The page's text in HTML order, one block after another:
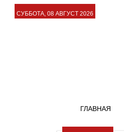
СУББОТА, 08 АВГУСТ 2026
ГЛАВНАЯ